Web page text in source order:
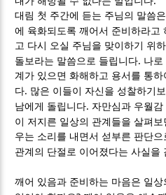
대림 첫 주간에 듣는 주님의 말씀
에 육화되도록 깨어서 준비하라고
고 다시 오실 주님을 맞이하기 위
돌보라는 말씀으로 들립니다. 나로
계가 있으면 화해하고 용서를 통
다. 많은 이들이 자신을 성찰하기
남에게 돌립니다. 자만심과 우월
이 저지른 일상의 관계들을 살펴보
우는 소리를 내면서 섣부른 판단
관계의 단절로 이어졌다는 사실을
깨어 있음과 준비하는 마음은 일